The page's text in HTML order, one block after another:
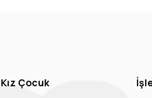
Kız Çocuk